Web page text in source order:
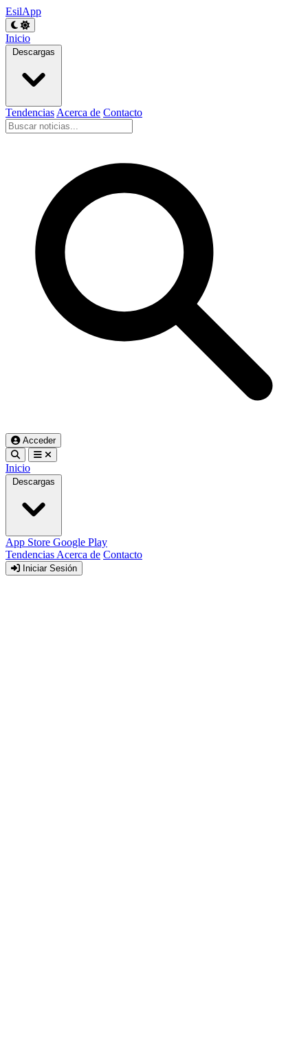
EsilApp
Inicio
Descargas
Tendencias Acerca de Contacto
Acceder
Inicio
Descargas
App Store Google Play
Tendencias Acerca de Contacto
Iniciar Sesión